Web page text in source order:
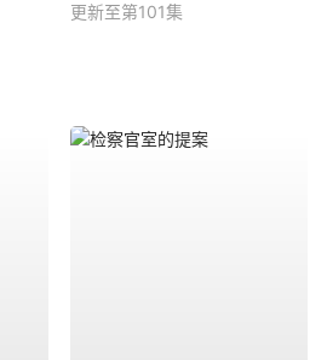
更新至第101集